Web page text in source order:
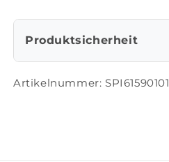
Produktsicherheit
Artikelnummer: SPI61590101